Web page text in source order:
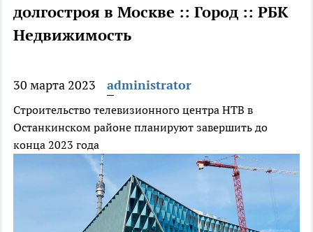
долгостроя в Москве :: Город :: РБК
Недвижимость
30 марта 2023 administrator
Строительство телевизионного центра НТВ в
Останкинском районе планируют завершить до
конца 2023 года